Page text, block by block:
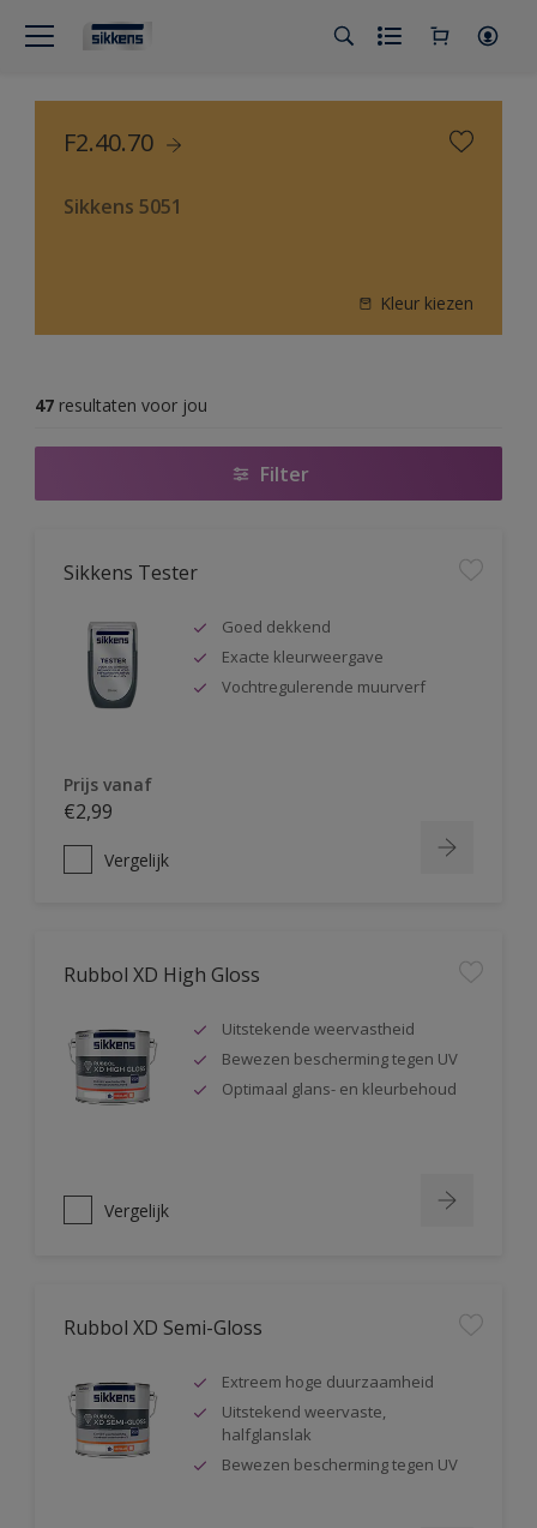
F2.40.70
Sikkens 5051
Kleur kiezen
47 resultaten voor jou
Filter
Sikkens Tester
Goed dekkend
Exacte kleurweergave
Vochtregulerende muurverf
Prijs vanaf
€2,99
Vergelijk
Rubbol XD High Gloss
Uitstekende weervastheid
Bewezen bescherming tegen UV
Optimaal glans- en kleurbehoud
Vergelijk
Rubbol XD Semi-Gloss
Extreem hoge duurzaamheid
Uitstekend weervaste,
halfglanslak
Bewezen bescherming tegen UV